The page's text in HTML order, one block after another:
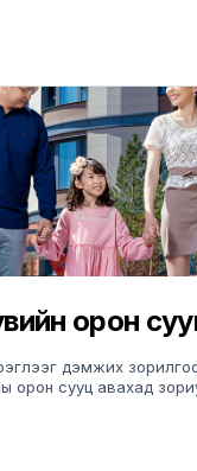
орон
дэмжих
орон сууц авахад